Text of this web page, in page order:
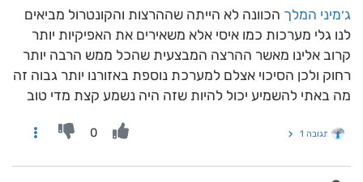
ג׳מיני המלך הכוונה לא הייתה שההרצות והקונטרול מביאים
לנו גלי מערכות כמו איסי אלא משאירים את האפיקיות יותר
קרוב אלינו מאשר ההרצה המבצעית שהכל ממש הרבה יותר
רחוק ולכן הסיכוי אצלם למערכת נוספת באזורנו יותר גבוה זה
מה באתי להשמיע יכול להיות שזה היה נשמע קצת מדי טוב
תגובה 1 0